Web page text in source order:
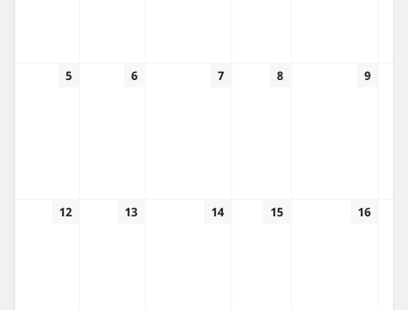
5 6 7 8 9
12 13 14 15 16